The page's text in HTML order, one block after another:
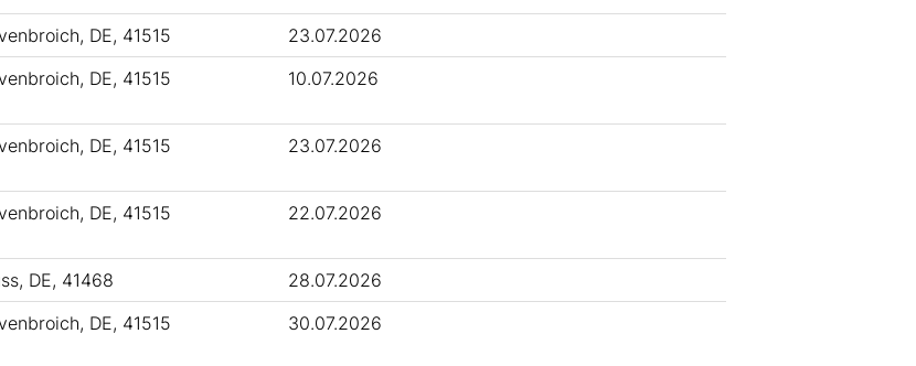
DE, 41515
23.07.2026
DE, 41515 10.07.2026
DE, 41515 23.07.2026
DE, 41515 22.07.2026
DE, 41468
28.07.2026
DE, 41515 30.07.2026